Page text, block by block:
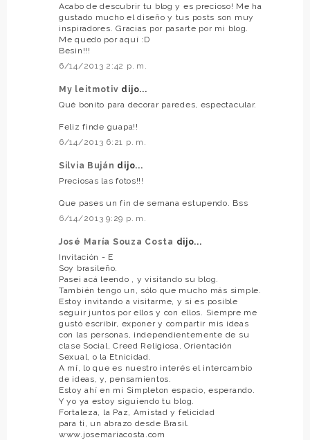
Acabo de descubrir tu blog y es precioso! Me ha
gustado mucho el diseño y tus posts son muy
inspiradores. Gracias por pasarte por mi blog.
Me quedo por aquí :D
Besin!!!
6/14/2013 2:42 p. m.
My leitmotiv dijo...
Qué bonito para decorar paredes, espectacular.
Feliz finde guapa!!
6/14/2013 6:21 p. m.
Silvia Buján dijo...
Preciosas las fotos!!!
Que pases un fin de semana estupendo. Bss
6/14/2013 9:29 p. m.
José María Souza Costa dijo...
Invitación - E
Soy brasileño.
Pasei acá leendo , y visitando su blog.
También tengo un, sólo que mucho más simple.
Estoy invitando a visitarme, y si es posible
seguir juntos por ellos y con ellos. Siempre me
gustó escribir, exponer y compartir mis ideas
con las personas, independientemente de su
clase Social, Creed Religiosa, Orientación
Sexual, o la Etnicidad.
A mí, lo que es nuestro interés el intercambio
de ideas, y, pensamientos.
Estoy ahí en mi Simpleton espacio, esperando.
Y yo ya estoy siguiendo tu blog.
Fortaleza, la Paz, Amistad y felicidad
para ti, un abrazo desde Brasil.
www.josemariacosta.com